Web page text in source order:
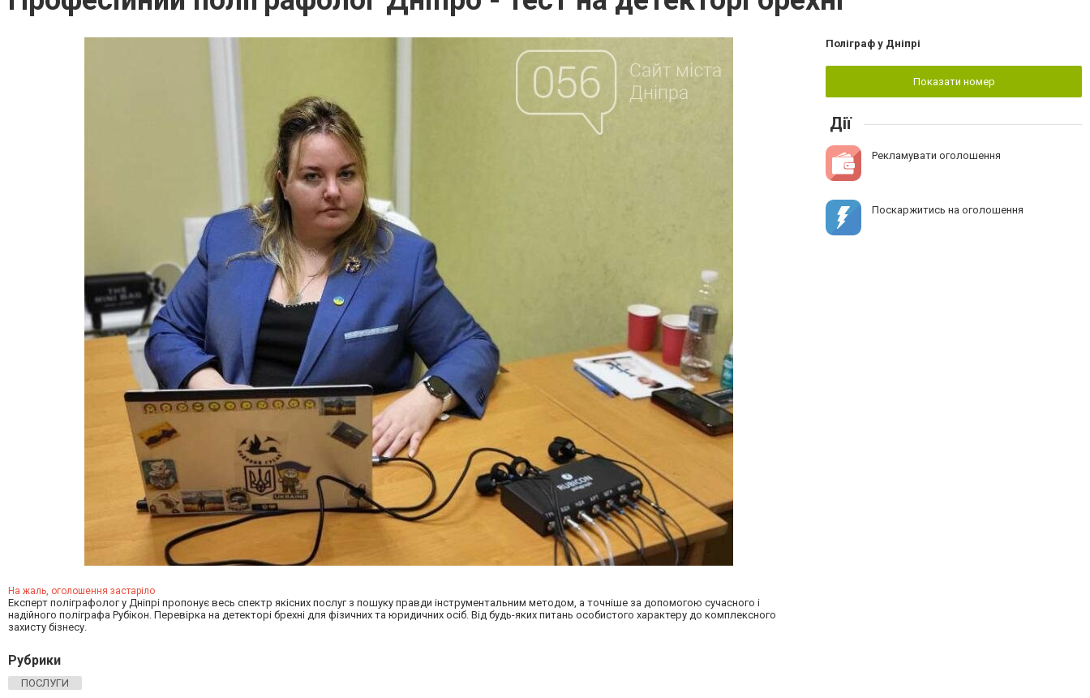
На жаль, оголошення застаріло
Експерт поліграфолог у Дніпрі пропонує весь спектр якісних послуг з пошуку правди інструментальним методом, а точніше за допомогою сучасного і
надійного поліграфа Рубікон. Перевірка на детекторі брехні для фізичних та юридичних осіб. Від будь-яких питань особистого характеру до комплексного
захисту бізнесу.
Рубрики
ПОСЛУГИ
Поліграф у Дніпрі
Показати номер
Дії
Рекламувати оголошення
Поскаржитись на оголошення